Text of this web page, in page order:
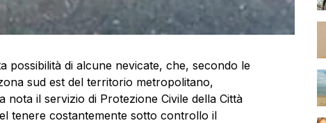
possibilità di alcune nevicate, che, secondo le
sud est del territorio metropolitano,
il servizio di Protezione Civile della Città
tenere costantemente sotto controllo il